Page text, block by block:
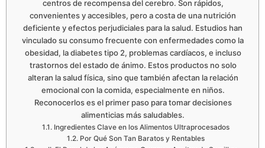
centros de recompensa del cerebro. Son rápidos,
convenientes y accesibles, pero a costa de una nutrición
deficiente y efectos perjudiciales para la salud. Estudios han
vinculado su consumo frecuente con enfermedades como la
obesidad, la diabetes tipo 2, problemas cardíacos, e incluso
trastornos del estado de ánimo. Estos productos no solo
alteran la salud física, sino que también afectan la relación
emocional con la comida, especialmente en niños.
Reconocerlos es el primer paso para tomar decisiones
alimenticias más saludables.
Ingredientes Clave en los Alimentos Ultraprocesados
Por Qué Son Tan Baratos y Rentables